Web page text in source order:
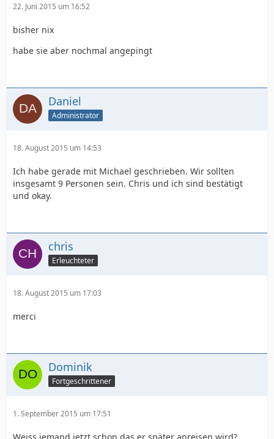
22. Juni 2015 um 16:52
bisher nix
habe sie aber nochmal angepingt
Daniel
Administrator
18. August 2015 um 14:53
Ich habe gerade mit Michael geschrieben. Wir sollten
insgesamt 9 Personen sein. Chris und ich sind bestätigt
und okay.
chris
Erleuchteter
18. August 2015 um 17:03
merci
Dominik
Fortgeschrittener
1. September 2015 um 17:51